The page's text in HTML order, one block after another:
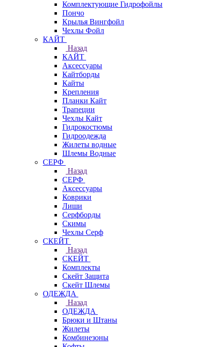
Комплектующие Гидрофойлы
Пончо
Крылья Вингфойл
Чехлы Фойл
КАЙТ
Назад
КАЙТ
Аксессуары
Кайтборды
Кайты
Крепления
Планки Кайт
Трапеции
Чехлы Кайт
Гидрокостюмы
Гидроодежда
Жилеты водные
Шлемы Водные
СЕРФ
Назад
СЕРФ
Аксессуары
Коврики
Лиши
Серфборды
Скимы
Чехлы Cерф
СКЕЙТ
Назад
СКЕЙТ
Комплекты
Скейт Защита
Скейт Шлемы
ОДЕЖДА
Назад
ОДЕЖДА
Брюки и Штаны
Жилеты
Комбинезоны